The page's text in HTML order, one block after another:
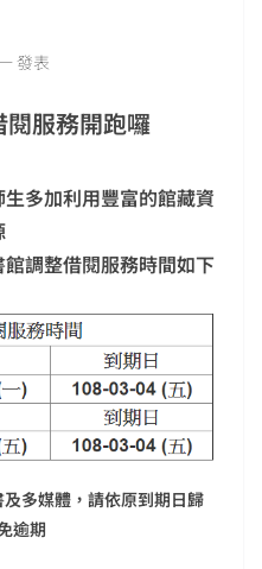
發表
服務開跑囉
多加利用豐富的館藏資
調整借閱服務時間如下
多媒體，請依原到期日歸
逾期